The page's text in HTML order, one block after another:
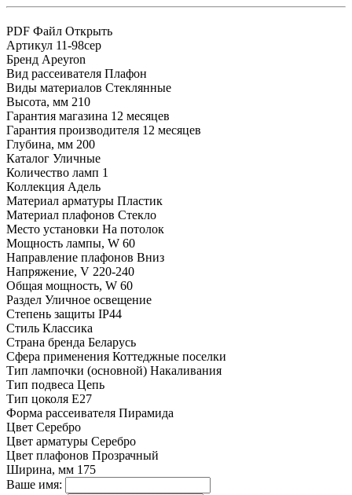
PDF Файл Открыть
Артикул 11-98сер
Бренд Apeyron
Вид рассеивателя Плафон
Виды материалов Стеклянные
Высота, мм 210
Гарантия магазина 12 месяцев
Гарантия производителя 12 месяцев
Глубина, мм 200
Каталог Уличные
Количество ламп 1
Коллекция Адель
Материал арматуры Пластик
Материал плафонов Стекло
Место установки На потолок
Мощность лампы, W 60
Направление плафонов Вниз
Напряжение, V 220-240
Общая мощность, W 60
Раздел Уличное освещение
Степень защиты IP44
Стиль Классика
Страна бренда Беларусь
Сфера применения Коттеджные поселки
Тип лампочки (основной) Накаливания
Тип подвеса Цепь
Тип цоколя E27
Форма рассеивателя Пирамида
Цвет Серебро
Цвет арматуры Серебро
Цвет плафонов Прозрачный
Ширина, мм 175
Ваше имя: